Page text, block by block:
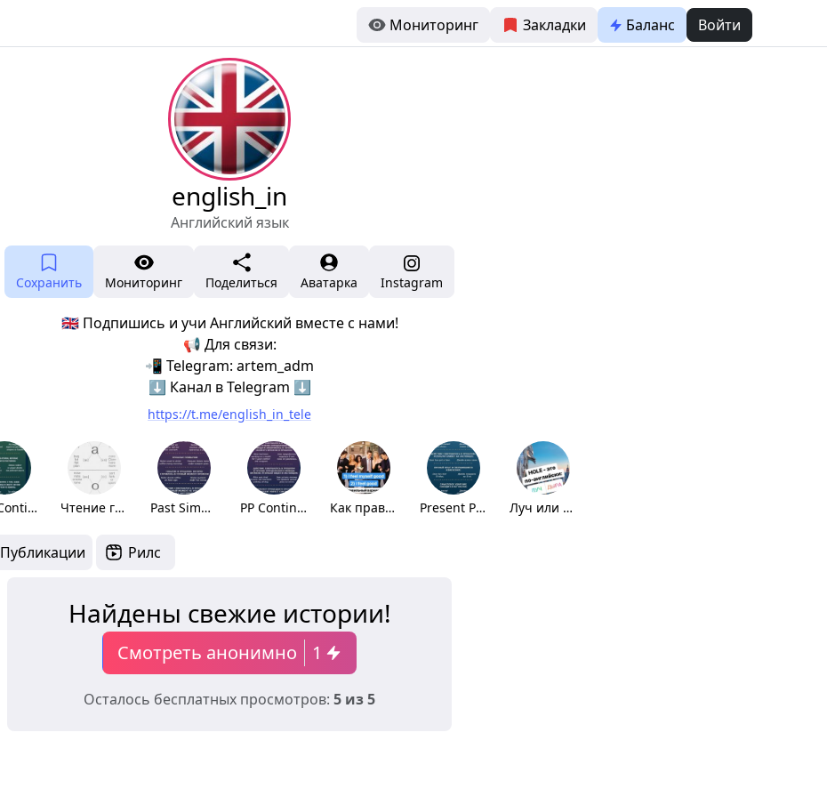
Мониторинг Закладки Баланс Войти
english_in
Английский язык
Сохранить Мониторинг Поделиться Аватарка Instagram
🇬🇧 Подпишись и учи Английский вместе с нами!
📢 Для связи:
📲 Telegram: artem_adm
⬇ Канал в Telegram ⬇
https://t.me/english_in_tele
Fut. Continuous Чтение гласных Past Simple PP Continuous Как правильно? Present Perfect Луч или дыра?
Публикации Рилс
Найдены свежие истории!
Смотреть анонимно 1
Осталось бесплатных просмотров: 5 из 5